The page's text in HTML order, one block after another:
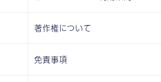
著作権について
免責事項